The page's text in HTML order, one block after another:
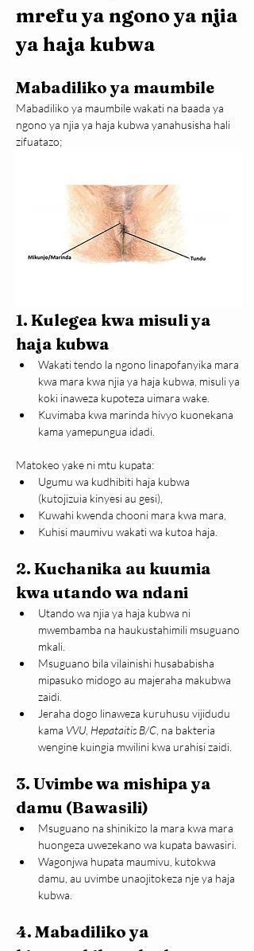
mrefu ya ngono ya njia
ya haja kubwa
Mabadiliko ya maumbile
Mabadiliko ya maumbile wakati na baada ya
ngono ya njia ya haja kubwa yanahusisha hali
zifuatazo;
1. Kulegea kwa misuli ya
haja kubwa
Wakati tendo la ngono linapofanyika mara
kwa mara kwa njia ya haja kubwa, misuli ya
koki inaweza kupoteza uimara wake.
Kuvimaba kwa marinda hivyo kuonekana
kama yamepungua idadi.
Matokeo yake ni mtu kupata:
Ugumu wa kudhibiti haja kubwa
(kutojizuia kinyesi au gesi),
Kuwahi kwenda chooni mara kwa mara,
Kuhisi maumivu wakati wa kutoa haja.
2. Kuchanika au kuumia
kwa utando wa ndani
Utando wa njia ya haja kubwa ni
mwembamba na haukustahimili msuguano
mkali.
Msuguano bila vilainishi husababisha
mipasuko midogo au majeraha makubwa
zaidi.
Jeraha dogo linaweza kuruhusu vijidudu
kama VVU Hepataitis B/C , na bakteria
wengine kuingia mwilini kwa urahisi zaidi.
3. Uvimbe wa mishipa ya
damu (Bawasili)
Msuguano na shinikizo la mara kwa mara
huongeza uwezekano wa kupata bawasiri.
Wagonjwa hupata maumivu, kutokwa
damu, au uvimbe unaojitokeza nje ya haja
kubwa.
4. Mabadiliko ya